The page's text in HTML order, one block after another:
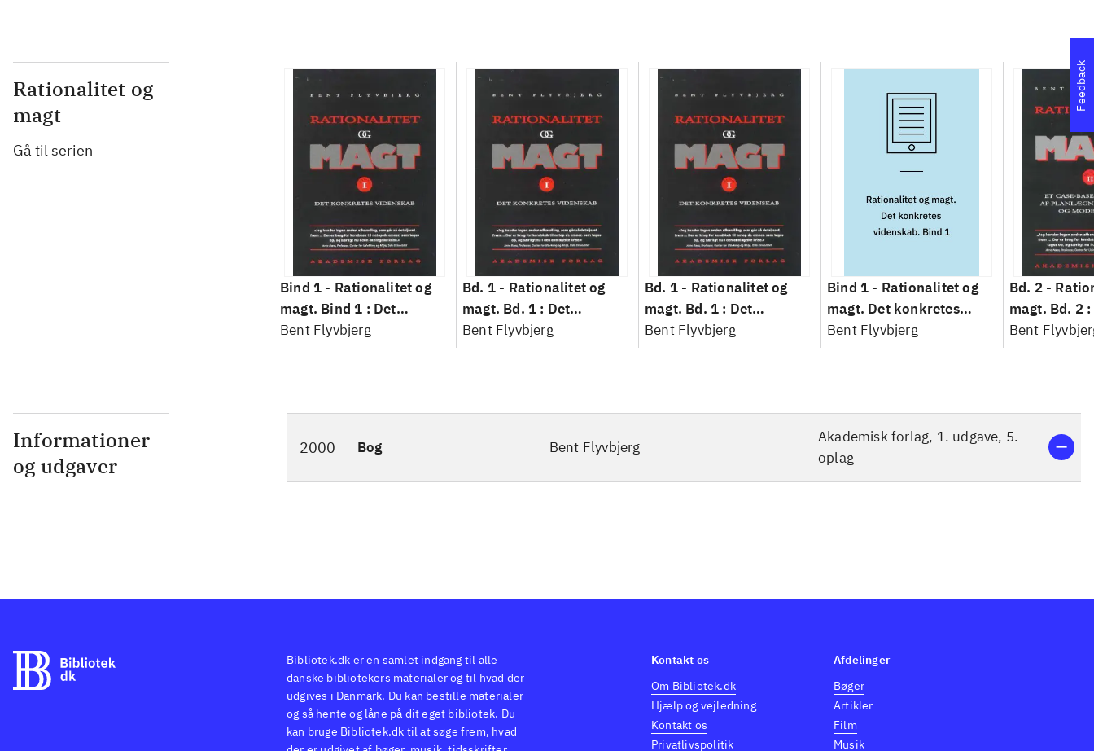
Rationalitet og
magt
Gå til serien
Bind 1 - Rationalitet og
magt. Bind 1 : Det
konkretes videnskab
Bent Flyvbjerg
Bd. 1 - Rationalitet og
magt. Bd. 1 : Det
konkretes videnskab
Bent Flyvbjerg
Bd. 1 - Rationalitet og
magt. Bd. 1 : Det
konkretes videnskab
Bent Flyvbjerg
Bind 1 - Rationalitet og
magt. Det konkretes
videnskab. Bind 1
Bent Flyvbjerg
Bd. 2 -
magt. Bd. 2
baseret
Bent
Informationer
og udgaver
2000 Bog Bent Flyvbjerg
Akademisk forlag, 1. udgave, 5.
oplag
Feedback
Bibliotek.dk er en samlet indgang til alle
danske bibliotekers materialer og til hvad der
udgives i Danmark. Du kan bestille materialer
og så hente og låne på dit eget bibliotek. Du
kan bruge Bibliotek.dk til at søge frem, hvad
Kontakt os
Om Bibliotek.dk
Hjælp og vejledning
Kontakt os
Privatlivspolitik
Afdelinger
Bøger
Artikler
Film
Musik